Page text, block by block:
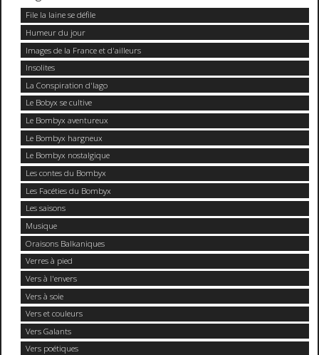
File la laine se défile
Humeur du jour
Images de la France et d'ailleurs
Insolites
La Conspiration d'Iago
Le Bobyx se cultive
Le Bombyx aventureux
Le Bombyx hargneux
Le Bombyx nostalgique
Les contes du Bombyx
Les Facéties du Bombyx
Les saisons
Musique
Oraisons Balkaniques
Verres à pied
Vers à l'envers
Vers à soie
Vers et couleurs
Vers Galants
Vers poétiques